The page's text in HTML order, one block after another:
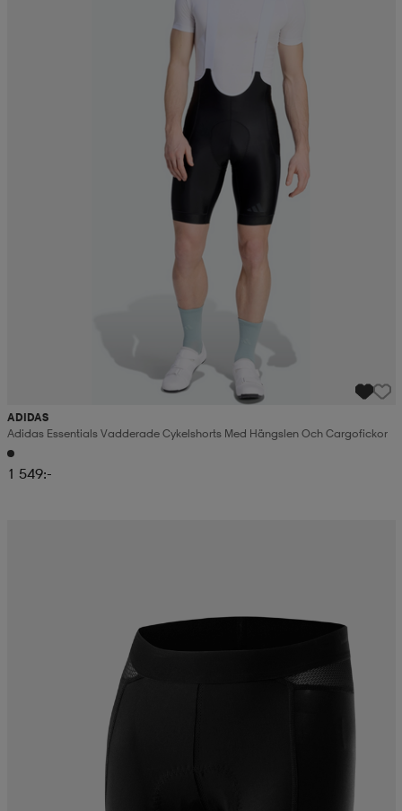
ADIDAS
Adidas Essentials Vadderade Cykelshorts Med Hängslen Och Cargofickor
1 549:-